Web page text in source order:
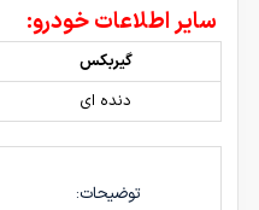
سایر اطلاعات خودرو:
گیربکس
دنده ای
توضیحات: